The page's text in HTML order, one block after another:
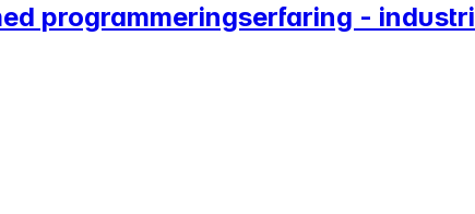
programmeringserfaring - industri